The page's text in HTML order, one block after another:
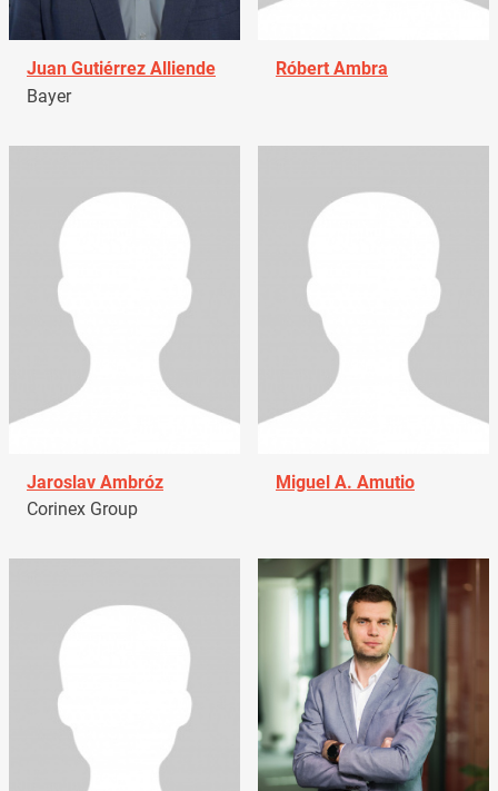
Juan Gutiérrez Alliende
Bayer
Róbert Ambra
Jaroslav Ambróz
Corinex Group
Miguel A. Amutio